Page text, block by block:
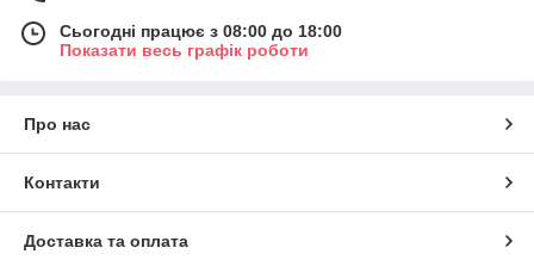
Сьогодні працює з 08:00 до 18:00
Показати весь графік роботи
Про нас
Контакти
Доставка та оплата